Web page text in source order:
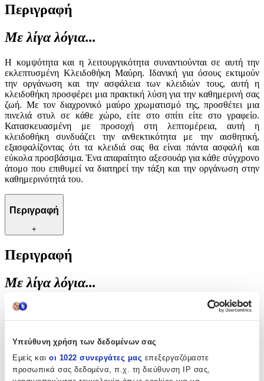
Υπεύθυνη χρήση των δεδομένων σας
Εμείς και οι 1022 συνεργάτες μας επεξεργαζόμαστε
προσωπικά σας δεδομένα, π.χ. τη διεύθυνση IP σας,
Περιγραφή
Με λίγα λόγια...
Η κομψότητα και η λειτουργικότητα συναντιούνται σε αυτή την
εκλεπτυσμένη Κλειδοθήκη Μαύρη. Ιδανική για όσους εκτιμούν
την οργάνωση και την ασφάλεια των κλειδιών τους, αυτή η
κλειδοθήκη προσφέρει μια πρακτική λύση για την καθημερινή σας
ζωή. Με τον διαχρονικό μαύρο χρωματισμό της, προσθέτει μια
πινελιά στυλ σε κάθε χώρο, είτε στο σπίτι είτε στο γραφείο.
Κατασκευασμένη με προσοχή στη λεπτομέρεια, αυτή η
κλειδοθήκη συνδυάζει την ανθεκτικότητα με την αισθητική,
εξασφαλίζοντας ότι τα κλειδιά σας θα είναι πάντα ασφαλή και
εύκολα προσβάσιμα. Ένα απαραίτητο αξεσουάρ για κάθε σύγχρονο
άτομο που επιθυμεί να διατηρεί την τάξη και την οργάνωση στην
καθημερινότητά του.
Περιγραφή
+
Περιγραφή
Με λίγα λόγια...
Η κομψότητα και η λειτουργικότητα συναντιούνται σε αυτή την
εκλεπτυσμένη Κλειδοθήκη Μαύρη. Ιδανική για όσους εκτιμούν
κλειδοθήκη προσφέρει μια πρακτική λύση για την καθημερινή σας
πινελιά στυλ σε κάθε χώρο, είτε στο σπίτι είτε στο γραφείο.
Κατασκευασμένη με προσοχή στη λεπτομέρεια, αυτή η